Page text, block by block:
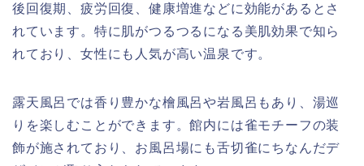
後回復期、疲労回復、健康増進などに効能があるとさ
れています。特に肌がつるつるになる美肌効果で知ら
れており、女性にも人気が高い温泉です。
露天風呂では香り豊かな檜風呂や岩風呂もあり、湯巡
りを楽しむことができます。館内には雀モチーフの装
飾が施されており、お風呂場にも舌切雀にちなんだデ